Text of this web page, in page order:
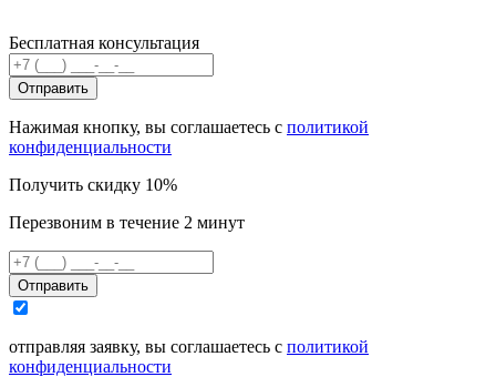
Бесплатная консультация
Отправить
Нажимая кнопку, вы соглашаетесь с политикой
конфиденциальности
Получить скидку 10%
Перезвоним в течение 2 минут
Отправить
отправляя заявку, вы соглашаетесь с политикой
конфиденциальности